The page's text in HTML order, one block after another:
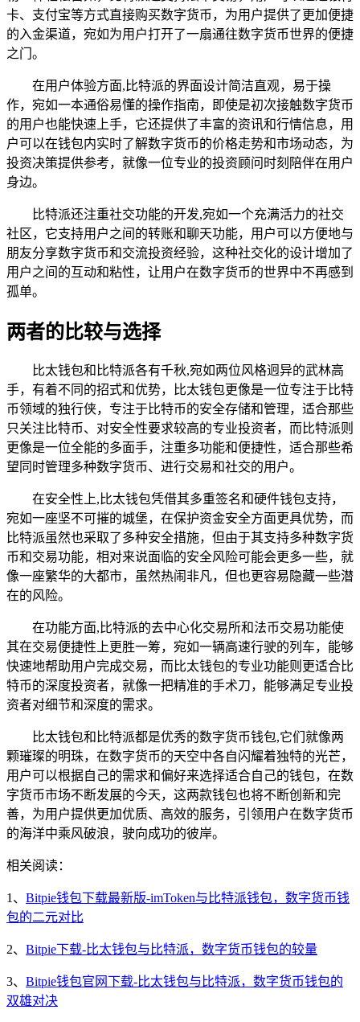
卡、支付宝等方式直接购买数字货币，为用户提供了更加便捷
的入金渠道，宛如为用户打开了一扇通往数字货币世界的便捷
之门。
在用户体验方面,比特派的界面设计简洁直观，易于操
作，宛如一本通俗易懂的操作指南，即使是初次接触数字货币
的用户也能快速上手，它还提供了丰富的资讯和行情信息，用
户可以在钱包内实时了解数字货币的价格走势和市场动态，为
投资决策提供参考，就像一位专业的投资顾问时刻陪伴在用户
身边。
比特派还注重社交功能的开发,宛如一个充满活力的社交
社区，它支持用户之间的转账和聊天功能，用户可以方便地与
朋友分享数字货币和交流投资经验，这种社交化的设计增加了
用户之间的互动和粘性，让用户在数字货币的世界中不再感到
孤单。
两者的比较与选择
比太钱包和比特派各有千秋,宛如两位风格迥异的武林高
手，有着不同的招式和优势，比太钱包更像是一位专注于比特
币领域的独行侠，专注于比特币的安全存储和管理，适合那些
只关注比特币、对安全性要求较高的专业投资者，而比特派则
更像是一位全能的多面手，注重多功能和便捷性，适合那些希
望同时管理多种数字货币、进行交易和社交的用户。
在安全性上,比太钱包凭借其多重签名和硬件钱包支持，
宛如一座坚不可摧的城堡，在保护资金安全方面更具优势，而
比特派虽然也采取了多种安全措施，但由于其支持多种数字货
币和交易功能，相对来说面临的安全风险可能会更多一些，就
像一座繁华的大都市，虽然热闹非凡，但也更容易隐藏一些潜
在的风险。
在功能方面,比特派的去中心化交易所和法币交易功能使
其在交易便捷性上更胜一筹，宛如一辆高速行驶的列车，能够
快速地帮助用户完成交易，而比太钱包的专业功能则更适合比
特币的深度投资者，就像一把精准的手术刀，能够满足专业投
资者对细节和深度的需求。
比太钱包和比特派都是优秀的数字货币钱包,它们就像两
颗璀璨的明珠，在数字货币的天空中各自闪耀着独特的光芒，
用户可以根据自己的需求和偏好来选择适合自己的钱包，在数
字货币市场不断发展的今天，这两款钱包也将不断创新和完
善，为用户提供更加优质、高效的服务，引领用户在数字货币
的海洋中乘风破浪，驶向成功的彼岸。
相关阅读：
1、 Bitpie钱包下载最新版-imToken与比特派钱包，数字货币钱
包的二元对比
2、 Bitpie下载-比太钱包与比特派，数字货币钱包的较量
3、 Bitpie钱包官网下载-比太钱包与比特派，数字货币钱包的
双雄对决